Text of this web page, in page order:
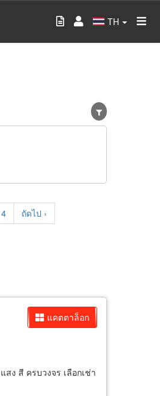
TH
แคตตาล็อก
สง สี ครบวงจร เลือกเช่า
Page
4
Next
page
ถัดไป ›